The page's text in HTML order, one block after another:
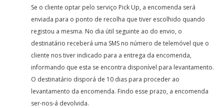
Se o cliente optar pelo serviço Pick Up, a encomenda será
enviada para o ponto de recolha que tiver escolhido quando
registou a mesma. No dia útil seguinte ao do envio, o
destinatário receberá uma SMS no número de telemóvel que o
cliente nos tiver indicado para a entrega da encomenda,
informando que esta se encontra disponível para levantamento.
O destinatário disporá de 10 dias para proceder ao
levantamento da encomenda. Findo esse prazo, a encomenda
ser-nos-á devolvida.